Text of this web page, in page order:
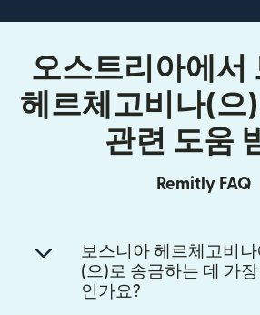
오스트리아에서
헤르체고비나(으
관련 도움
Remitly FAQ
보스니아 헤르체고비
(으)로 송금하는 데 가
인가요?